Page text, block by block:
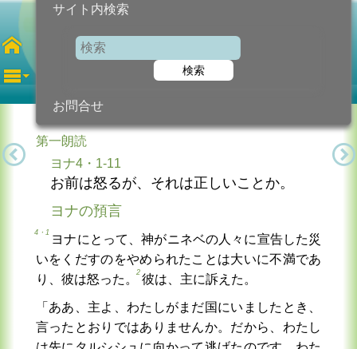
サイト内検索
検索
お問合せ
第27水曜日年間
第一朗読
ヨナ4・1-11
お前は怒るが、それは正しいことか。
ヨナの預言
4・1
ヨナにとって、神がニネベの人々に宣告した災
いをくだすのをやめられたことは大いに不満であ
り、彼は怒った。
2
彼は、主に訴えた。
「ああ、主よ、わたしがまだ国にいましたとき、
言ったとおりではありませんか。だから、わたし